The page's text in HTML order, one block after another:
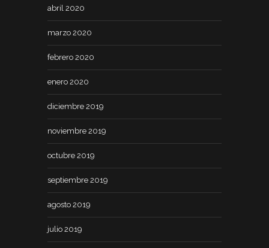
abril 2020
marzo 2020
febrero 2020
enero 2020
diciembre 2019
noviembre 2019
octubre 2019
septiembre 2019
agosto 2019
julio 2019